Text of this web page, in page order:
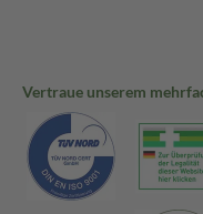
Vertraue unserem